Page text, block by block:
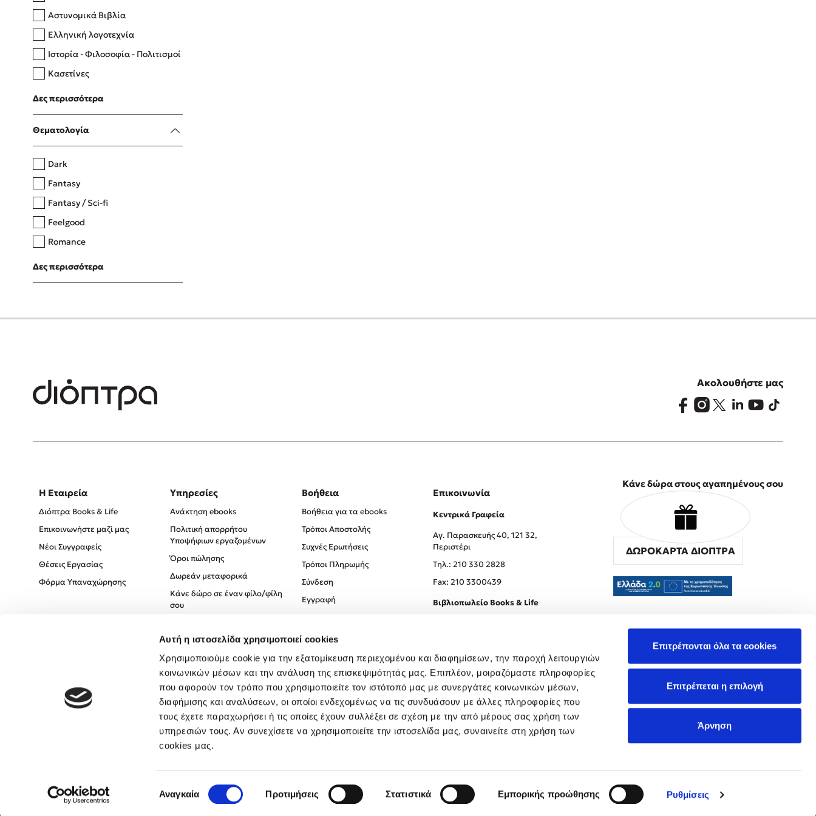
Αυτή η ιστοσελίδα χρησιμοποιεί cookies
Χρησιμοποιούμε cookie για την εξατομίκευση περιεχομένου και διαφημίσεων, την παροχή λειτουργιών
κοινωνικών μέσων και την ανάλυση της επισκεψιμότητάς μας. Επιπλέον, μοιραζόμαστε πληροφορίες
που αφορούν τον τρόπο που χρησιμοποιείτε τον ιστότοπό μας με συνεργάτες κοινωνικών μέσων,
διαφήμισης και αναλύσεων, οι οποίοι ενδεχομένως να τις συνδυάσουν με άλλες πληροφορίες που
τους έχετε παραχωρήσει ή τις οποίες έχουν συλλέξει σε σχέση με την από μέρους σας χρήση των
υπηρεσιών τους. Αν συνεχίσετε να χρησιμοποιείτε την ιστοσελίδα μας, συναινείτε στη χρήση των
cookies μας.
συγκατάθεσης
Αναγκαία Προτιμήσεις Στατιστικά Εμπορικής προώθησης Ρυθμίσεις
Επιτρέπονται όλα τα cookies
Επιτρέπεται η επιλογή
Άρνηση
Δανάη Δεληγεώργη
Πάνω, κάτω, μπροστά, πίσω
Η μέθοδος Αφήστε τους
Αστυνομικά Βιβλία
Ελληνική λογοτεχνία
Ιστορία - Φιλοσοφία - Πολιτισμοί
Κασετίνες
Λευκώματα - Έγχρωμοι οδηγοί
Μαγειρική
Δες περισσότερα
Θεματολογία
Dark
Fantasy
Fantasy / Sci-fi
Feelgood
Romance
Upmarket
Young Adult
Δες περισσότερα
Ακολουθήστε μας
Η Εταιρεία
Διόπτρα Books & Life
Επικοινωνήστε μαζί μας
Νέοι Συγγραφείς
Θέσεις Εργασίας
Φόρμα Υπαναχώρησης
Υπηρεσίες
Ανάκτηση ebooks
Πολιτική απορρήτου
Υποψήφιων εργαζομένων
Όροι πώλησης
Δωρεάν μεταφορικά
Κάνε δώρο σε έναν φίλο/φίλη
σου
Πολιτική Απορρήτου
Όροι χρήσης
Βοήθεια
Βοήθεια για τα ebooks
Τρόποι Αποστολής
Συχνές Ερωτήσεις
Τρόποι Πληρωμής
Σύνδεση
Εγγραφή
Επικοινωνία
Κεντρικά Γραφεία
Αγ. Παρασκευής 40, 121 32,
Περιστέρι
Tηλ.: 210 330 2828
Fax: 210 3300439
Βιβλιοπωλείο Books & Life
Κάνε δώρα στους αγαπημένους σου
ΔΩΡΟΚΑΡΤΑ ΔΙΟΠΤΡΑ
Created by Powered by